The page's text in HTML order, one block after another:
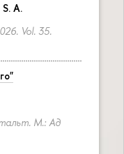
A.
Vol. 35.
М.: Ад